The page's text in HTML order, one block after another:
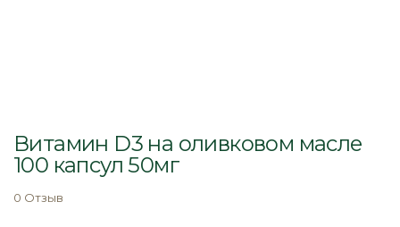
началу
галереи
Витамин D3 на оливковом масле
100 капсул 50мг
0 Отзыв